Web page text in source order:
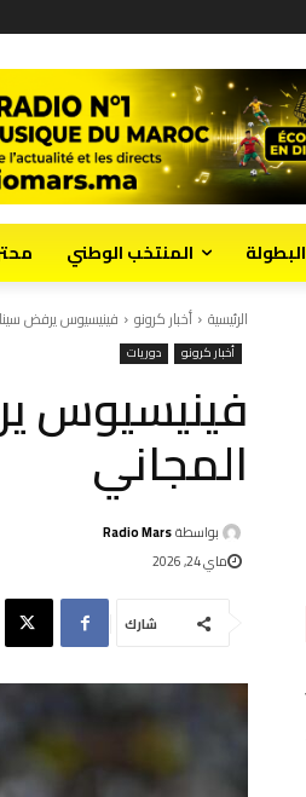
البطولة المنتخب الوطني
الرئيسية أخبار كرونو فينيسيوس يرفض
أخبار كرونو دوريات
فينيسيوس
المجاني
بواسطةRadio Mars
ماي 24, 2026
شارك